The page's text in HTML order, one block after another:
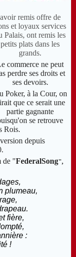
avoir remis offre de
et loyaux services
Palais, ont remis les
petits plats dans les
grands.
commerce ne peut
perdre ses droits et
ses devoirs.
Poker, à la Cour, on
que ce serait une
partie gagnante
se retrouve
Rois.
depuis
de "FederalSong",
plumeau,
fière,
:
!